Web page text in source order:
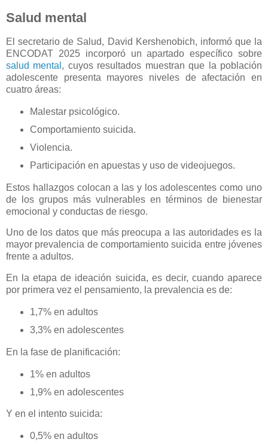
Salud mental
El secretario de Salud, David Kershenobich, informó que la
ENCODAT 2025 incorporó un apartado específico sobre
salud mental , cuyos resultados muestran que la población
adolescente presenta mayores niveles de afectación en
cuatro áreas:
Malestar psicológico.
Comportamiento suicida.
Violencia.
Participación en apuestas y uso de videojuegos.
Estos hallazgos colocan a las y los adolescentes como uno
de los grupos más vulnerables en términos de bienestar
emocional y conductas de riesgo.
Uno de los datos que más preocupa a las autoridades es la
mayor prevalencia de comportamiento suicida entre jóvenes
frente a adultos.
En la etapa de ideación suicida, es decir, cuando aparece
por primera vez el pensamiento, la prevalencia es de:
1,7% en adultos
3,3% en adolescentes
En la fase de planificación:
1% en adultos
1,9% en adolescentes
Y en el intento suicida:
0,5% en adultos